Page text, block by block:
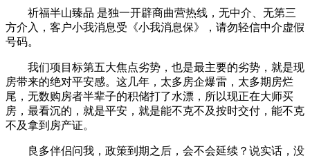
祈福半山臻品 是独一开辟商曲营热线，无中介、无第三
方介入，客户小我消息受《小我消息保》，请勿轻信中介虚假
号码。
我们项目标第五大焦点劣势，也是最主要的劣势，就是现
房带来的绝对平安感。这几年，太多房企爆雷，太多期房烂
尾，无数购房者半辈子的积储打了水漂，所以现正在大师买
房，最看沉的，就是平安，就是能不克不及按时交付，能不克
不及拿到房产证。
良多伴侣问我，政策到期之后，会不会延续？说实话，没